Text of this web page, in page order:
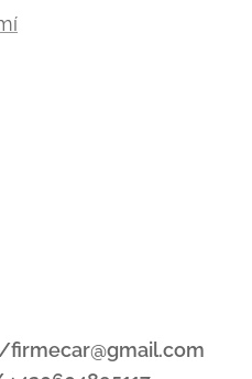
/firmecar@gmail.com